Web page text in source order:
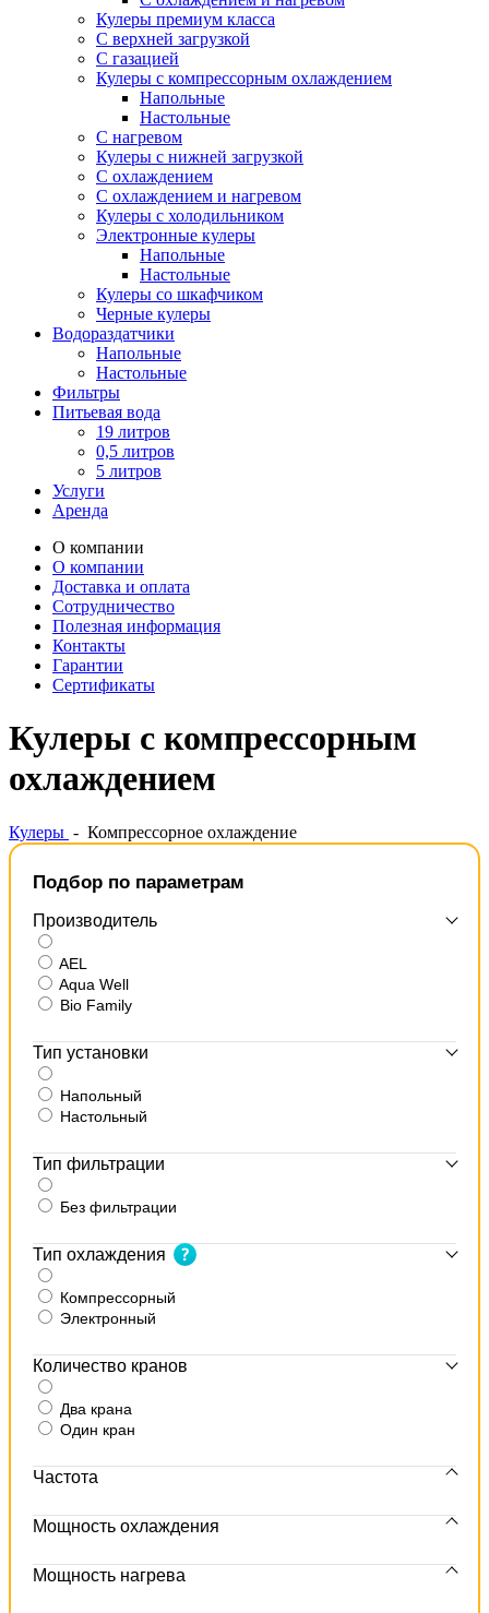
Кулеры премиум класса
С верхней загрузкой
С газацией
Кулеры с компрессорным охлаждением
Напольные
Настольные
С нагревом
Кулеры с нижней загрузкой
С охлаждением
С охлаждением и нагревом
Кулеры с холодильником
Электронные кулеры
Напольные
Настольные
Кулеры со шкафчиком
Черные кулеры
Водораздатчики
Напольные
Настольные
Фильтры
Питьевая вода
19 литров
0,5 литров
5 литров
Услуги
Аренда
О компании
О компании
Доставка и оплата
Сотрудничество
Полезная информация
Контакты
Гарантии
Сертификаты
Кулеры с компрессорным
охлаждением
Кулеры - Компрессорное охлаждение
Подбор по параметрам
Производитель
AEL
Aqua Well
Bio Family
Тип установки
Напольный
Настольный
Тип фильтрации
Без фильтрации
Тип охлаждения
Компрессорный
Электронный
Количество кранов
Два крана
Один кран
Частота
Мощность охлаждения
Мощность нагрева